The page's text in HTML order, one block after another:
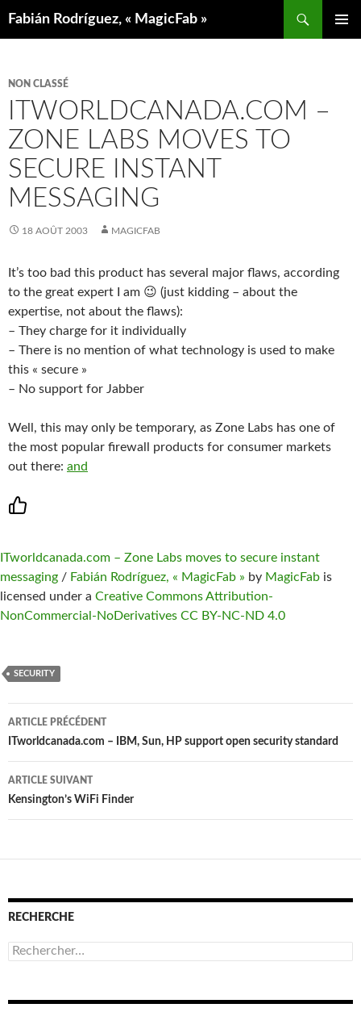
Fabián Rodríguez, « MagicFab »
NON CLASSÉ
ITWORLDCANADA.COM –
ZONE LABS MOVES TO
SECURE INSTANT
MESSAGING
18 AOÛT 2003 MAGICFAB
It’s too bad this product has several major flaws, according
to the great expert I am 😉 (just kidding – about the
expertise, not about the flaws):
– They charge for it individually
– There is no mention of what technology is used to make
this « secure »
– No support for Jabber
Well, this may only be temporary, as Zone Labs has one of
the most popular firewall products for consumer markets
out there: and
ITworldcanada.com – Zone Labs moves to secure instant
messaging / Fabián Rodríguez, « MagicFab » by MagicFab is
licensed under a Creative Commons Attribution-
NonCommercial-NoDerivatives CC BY-NC-ND 4.0
SECURITY
Navigation
des
articles
ARTICLE PRÉCÉDENT
ITworldcanada.com – IBM, Sun, HP support open security standard
ARTICLE SUIVANT
Kensington’s WiFi Finder
RECHERCHE
Rechercher :